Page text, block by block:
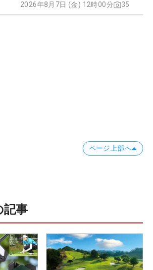
2026年8月7日 (金) 12時00分 35
ページ上部へ
事